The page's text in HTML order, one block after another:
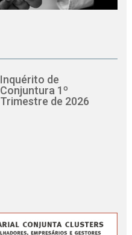
Inquérito de
Conjuntura 1º
Trimestre de 2026